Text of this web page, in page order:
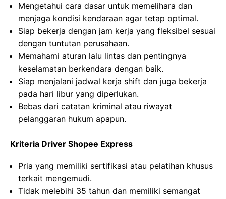
Mengetahui cara dasar untuk memelihara dan
menjaga kondisi kendaraan agar tetap optimal.
Siap bekerja dengan jam kerja yang fleksibel sesuai
dengan tuntutan perusahaan.
Memahami aturan lalu lintas dan pentingnya
keselamatan berkendara dengan baik.
Siap menjalani jadwal kerja shift dan juga bekerja
pada hari libur yang diperlukan.
Bebas dari catatan kriminal atau riwayat
pelanggaran hukum apapun.
Kriteria Driver Shopee Express
Pria yang memiliki sertifikasi atau pelatihan khusus
terkait mengemudi.
Tidak melebihi 35 tahun dan memiliki semangat